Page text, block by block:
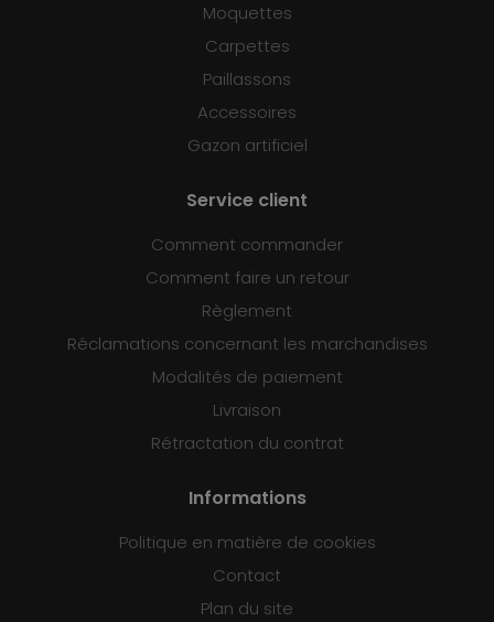
Moquettes
Carpettes
Paillassons
Accessoires
Gazon artificiel
Service client
Comment commander
Comment faire un retour
Règlement
Réclamations concernant les marchandises
Modalités de paiement
Livraison
Rétractation du contrat
Informations
Politique en matière de cookies
Contact
Plan du site